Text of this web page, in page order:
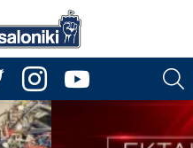
instagramyoutube